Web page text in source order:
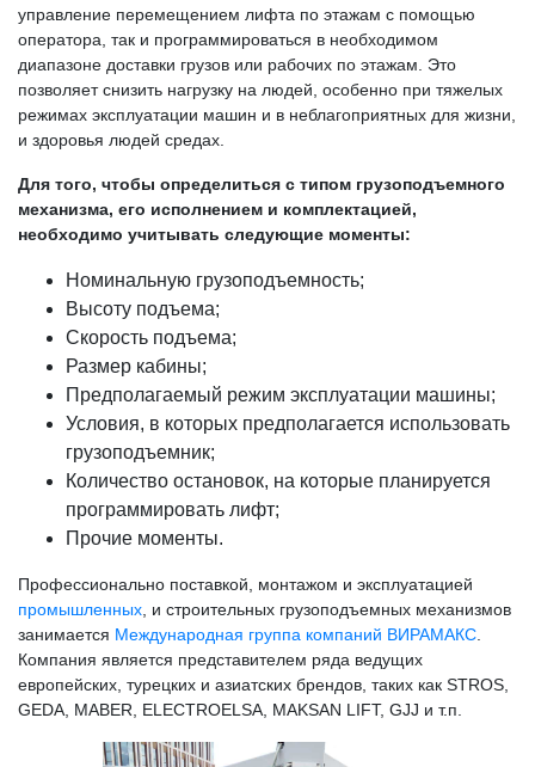
управление перемещением лифта по этажам с помощью
оператора, так и программироваться в необходимом
диапазоне доставки грузов или рабочих по этажам. Это
позволяет снизить нагрузку на людей, особенно при тяжелых
режимах эксплуатации машин и в неблагоприятных для жизни,
и здоровья людей средах.
Для того, чтобы определиться с типом грузоподъемного
механизма, его исполнением и комплектацией,
необходимо учитывать следующие моменты:
Номинальную грузоподъемность;
Высоту подъема;
Скорость подъема;
Размер кабины;
Предполагаемый режим эксплуатации машины;
Условия, в которых предполагается использовать
грузоподъемник;
Количество остановок, на которые планируется
программировать лифт;
Прочие моменты.
Профессионально поставкой, монтажом и эксплуатацией
промышленных , и строительных грузоподъемных механизмов
занимается Международная группа компаний ВИРАМАКС
Компания является представителем ряда ведущих
европейских, турецких и азиатских брендов, таких как STROS,
GEDA, MABER, ELECTROELSA, MAKSAN LIFT, GJJ и т.п.